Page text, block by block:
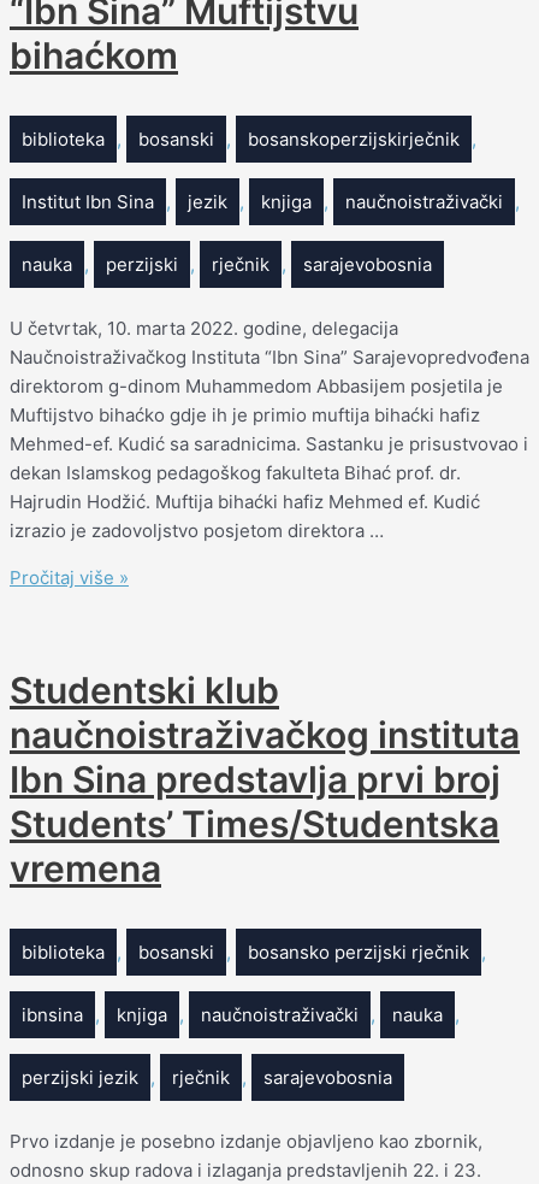
“Ibn Sina” Muftijstvu
bihaćkom
biblioteka , bosanski , bosanskoperzijskirječnik ,
Institut Ibn Sina , jezik , knjiga , naučnoistraživački ,
nauka , perzijski , rječnik , sarajevobosnia
U četvrtak, 10. marta 2022. godine, delegacija
Naučnoistraživačkog Instituta “Ibn Sina” Sarajevopredvođena
direktorom g-dinom Muhammedom Abbasijem posjetila je
Muftijstvo bihaćko gdje ih je primio muftija bihaćki hafiz
Mehmed-ef. Kudić sa saradnicima. Sastanku je prisustvovao i
dekan Islamskog pedagoškog fakulteta Bihać prof. dr.
Hajrudin Hodžić. Muftija bihaćki hafiz Mehmed ef. Kudić
izrazio je zadovoljstvo posjetom direktora …
Pročitaj više »
Studentski klub
naučnoistraživačkog instituta
Ibn Sina predstavlja prvi broj
Students’ Times/Studentska
vremena
biblioteka , bosanski , bosansko perzijski rječnik ,
ibnsina , knjiga , naučnoistraživački , nauka ,
perzijski jezik , rječnik , sarajevobosnia
Prvo izdanje je posebno izdanje objavljeno kao zbornik,
odnosno skup radova i izlaganja predstavljenih 22. i 23.